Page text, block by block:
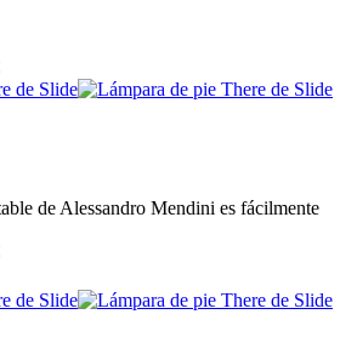
de Alessandro Mendini es fácilmente